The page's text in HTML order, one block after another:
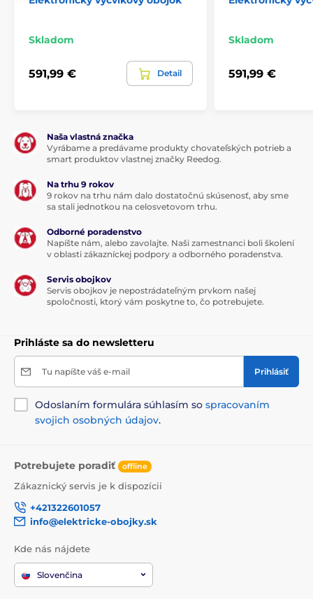
Skladom
591,99 € Detail
Skladom
591,99 €
Naša vlastná značka
Vyrábame a predávame produkty chovateľských potrieb a
smart produktov vlastnej značky Reedog.
Na trhu 9 rokov
9 rokov na trhu nám dalo dostatočnú skúsenosť, aby sme
sa stali jednotkou na celosvetovom trhu.
Odborné poradenstvo
Napíšte nám, alebo zavolajte. Naši zamestnanci boli školení
v oblasti zákazníckej podpory a odborného poradenstva.
Servis obojkov
Servis obojkov je nepostrádateľným prvkom našej
spoločnosti, ktorý vám poskytne to, čo potrebujete.
Prihláste sa do newsletteru
Tu napíšte váš e-mail Prihlásiť
Odoslaním formulára súhlasím so spracovaním
svojich osobných údajov.
Potrebujete poradiť offline
Zákaznický servis je k dispozícii
+421322601057
info@elektricke-obojky.sk
Kde nás nájdete
Slovenčina